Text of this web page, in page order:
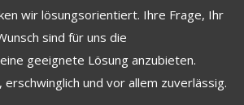
wir lösungsorientiert. Ihre Frage, Ihr
sind für uns die
geeignete Lösung anzubieten.
und vor allem zuverlässig.